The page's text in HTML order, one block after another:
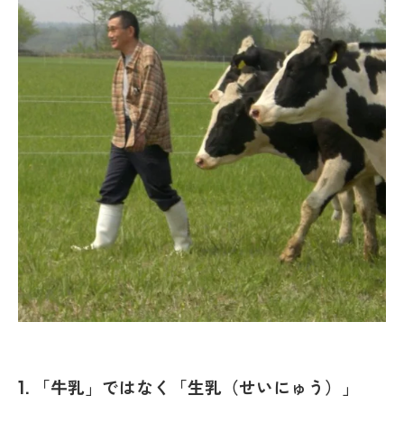
1. 「牛乳」ではなく「生乳（せいにゅう）」